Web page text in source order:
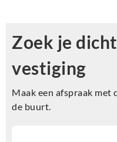
Zoek je
vestiging
Maak een afspraak met
de buurt.